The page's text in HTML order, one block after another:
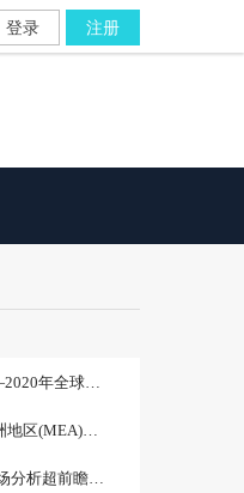
登录 注册
ADSS达汇总部阿布扎比——2020年全球十大最具潜力城市
ADSS荣获2020年中东及非洲地区(MEA)最佳经纪方案服务商
ADSS发布《2019 第二季市场分析超前瞻》报告